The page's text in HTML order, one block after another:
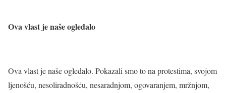
Ova vlast je naše ogledalo
Ova vlast je naše ogledalo. Pokazali smo to na protestima, svojom
ljenošću, nesoliradnošću, nesaradnjom, ogovaranjem, mržnjom,